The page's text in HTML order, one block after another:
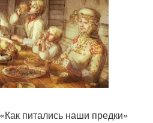
питались наши предки»